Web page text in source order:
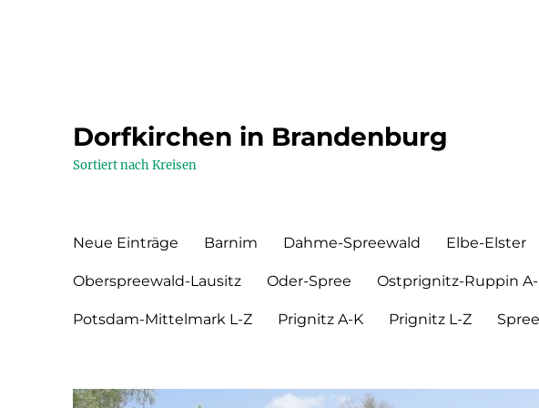
Dorfkirchen in Brandenburg
Sortiert nach Kreisen
Neue Einträge Barnim Dahme-Spreewald Elbe-Elster
Oberspreewald-Lausitz Oder-Spree Ostprignitz-Ruppin
Potsdam-Mittelmark L-Z Prignitz A-K Prignitz L-Z